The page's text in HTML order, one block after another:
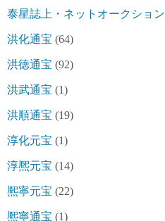
泰星誌上・ネットオークション
洪化通宝 (64)
洪徳通宝 (92)
洪武通宝 (1)
洪順通宝 (19)
淳化元宝 (1)
淳熈元宝 (14)
熈寧元宝 (22)
熈寧通宝 (1)